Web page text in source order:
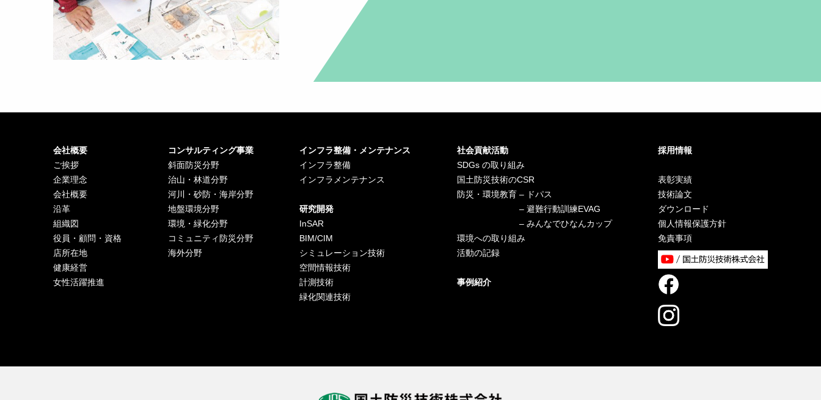
会社概要
ご挨拶
企業理念
会社概要
沿革
組織図
役員・顧問・資格
店所在地
健康経営
女性活躍推進
コンサルティング事業
斜面防災分野
治山・林道分野
河川・砂防・海岸分野
地盤環境分野
環境・緑化分野
コミュニティ防災分野
海外分野
インフラ整備・メンテナンス
インフラ整備
インフラメンテナンス
研究開発
InSAR
BIM/CIM
シミュレーション技術
空間情報技術
計測技術
緑化関連技術
社会貢献活動
SDGs の取り組み
国土防災技術のCSR
防災・環境教育 – ドパス
– 避難行動訓練EVAG
– みんなでひなんカップ
環境への取り組み
活動の記録
事例紹介
採用情報
表彰実績
技術論文
ダウンロード
個人情報保護方針
免責事項